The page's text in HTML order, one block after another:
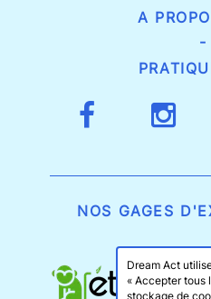
A
-
NOS GAGES
Dream Act
« Accepter tous
stockage de